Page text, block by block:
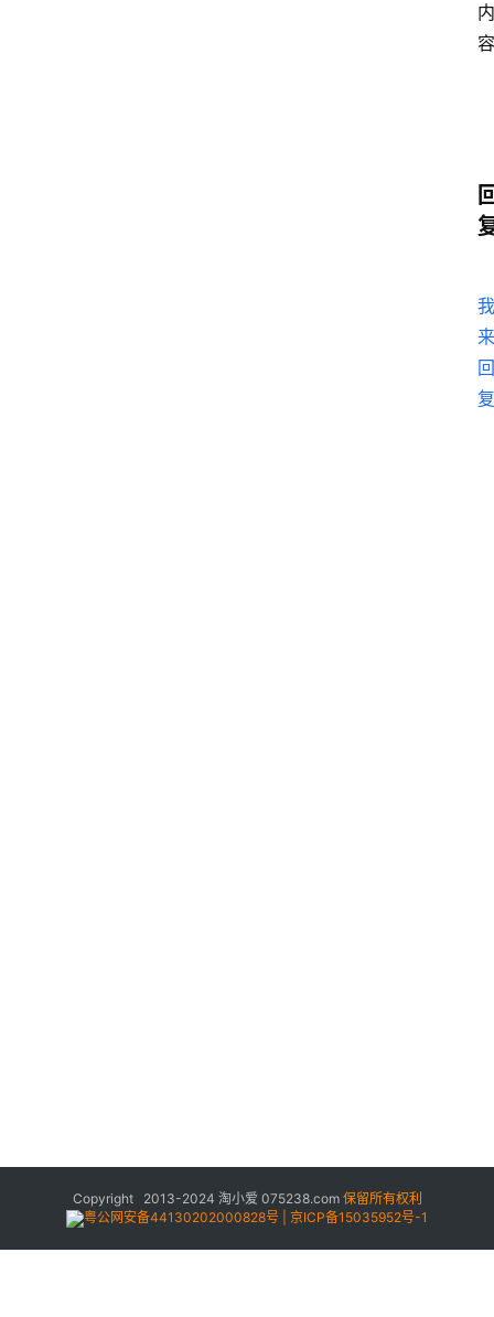
内
容
我
来
回
复
Copyright 2013-2024 淘小爱 075238.com 保留所有权利
粤公网安备44130202000828号 | 京ICP备15035952号-1